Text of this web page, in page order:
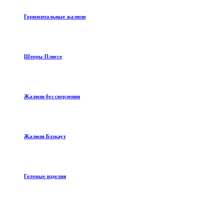
Горизонтальные жалюзи
Шторы Плиссе
Жалюзи без сверления
Жалюзи Блэкаут
Готовые изделия